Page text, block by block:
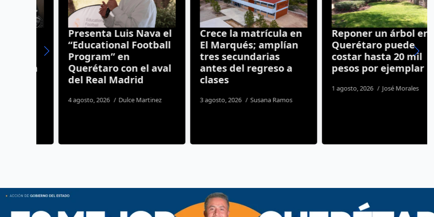
Presenta Luis Nava el
“Educational Football
Program” en
Querétaro con el aval
del Real Madrid
4 agosto, 2026 Dulce Martinez
Crece la matrícula en
El Marqués; amplían
tres secundarias
antes del regreso a
clases
3 agosto, 2026 Susana Ramos
Reponer un árbol en
Querétaro puede
costar hasta 20 mil
pesos por ejemplar
1 agosto, 2026 José Morales